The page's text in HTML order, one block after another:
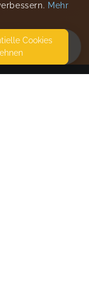
Mehr
Cookies